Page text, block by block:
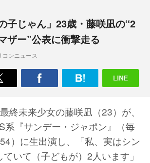
子じゃん」23歳・藤咲凪の“2
ザー”公表に衝撃走る
コンニュース
終未来少女の藤咲凪（23）が、
系『サンデー・ジャポン』（毎
）に生出演し、「私、実はシン
いて（子どもが）2人います」